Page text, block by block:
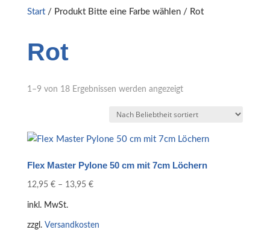
Start/ Produkt Bitte eine Farbe wählen / Rot
Rot
1–9 von 18 Ergebnissen werden angezeigtNach
Flex Master Pylone 50 cm mit 7cm Löchern
12,95 €– 13,95 €
inkl. MwSt.
zzgl. Versandkosten